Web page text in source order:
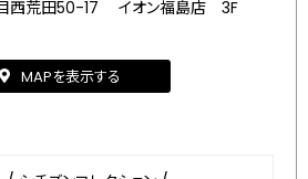
西荒田50-17 イオン福島店 3F
MAPを表示する